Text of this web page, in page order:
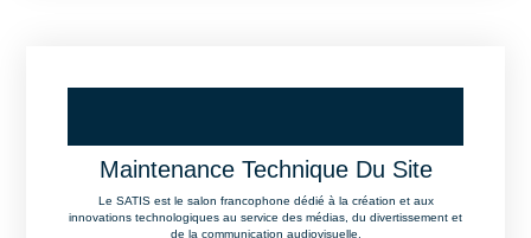
Maintenance Technique Du Site​
Le SATIS est le salon francophone dédié à la création et aux
innovations technologiques au service des médias, du divertissement et
de la communication audiovisuelle.